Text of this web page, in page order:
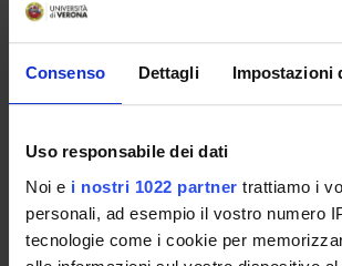
Consenso Dettagli Impostazioni
Uso responsabile dei dati
Noi e i nostri 1022 partner trattiamo i
personali, ad esempio il vostro numero
tecnologie come i cookie per
INCARICHI
ORGANIZZAZIONE
GOVERNANCE
COMMISSIONI